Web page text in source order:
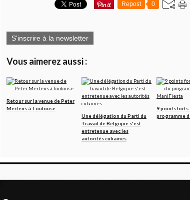
Repost 0
S'inscrire à la newsletter
Vous aimerez aussi :
Retour sur la venue de Peter
Mertens à Toulouse
Une délégation du Parti du
Travail de Belgique s'est
entretenue avec les
autorités cubaines
9 points forts
programme